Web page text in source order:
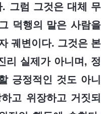
그럼 그것은 대체 무
덕행의 말은 사람을
궤변이다. 그것은 본
리 실제가 아니며, 정
긍정적인 것도 아니
고 위장하고 거짓되